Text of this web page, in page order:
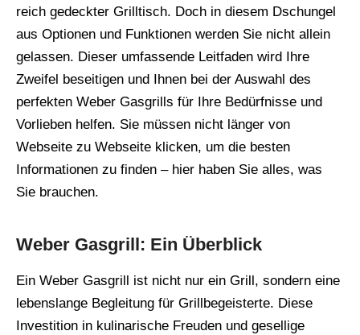
reich gedeckter Grilltisch. Doch in diesem Dschungel
aus Optionen und Funktionen werden Sie nicht allein
gelassen. Dieser umfassende Leitfaden wird Ihre
Zweifel beseitigen und Ihnen bei der Auswahl des
perfekten Weber Gasgrills für Ihre Bedürfnisse und
Vorlieben helfen. Sie müssen nicht länger von
Webseite zu Webseite klicken, um die besten
Informationen zu finden – hier haben Sie alles, was
Sie brauchen.
Weber Gasgrill: Ein Überblick
Ein Weber Gasgrill ist nicht nur ein Grill, sondern eine
lebenslange Begleitung für Grillbegeisterte. Diese
Investition in kulinarische Freuden und gesellige